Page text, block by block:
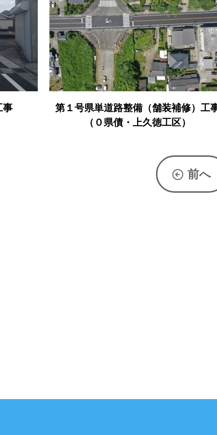
工事
姶良市加治木総合支所解体工事（１
区）[JV福永建設・江口産業]
前へ